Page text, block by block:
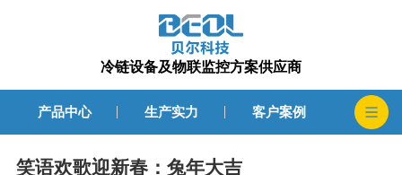
冷链设备及物联监控方案供应商
产品中心 生产实力 客户案例
笑语欢歌迎新春：兔年大吉